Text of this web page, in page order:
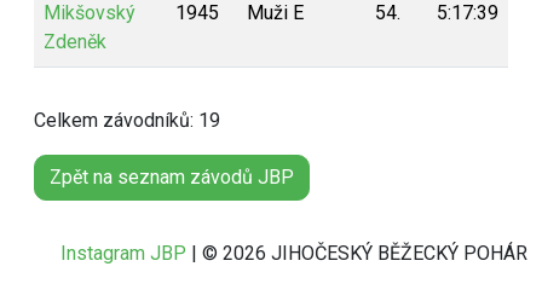
Mikšovský
Zdeněk
1945 Muži E 54. 5:17:39
Celkem závodníků: 19
Zpět na seznam závodů JBP
Instagram JBP | © 2026 JIHOČESKÝ BĚŽECKÝ POHÁR